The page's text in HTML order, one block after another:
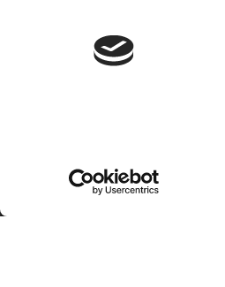
Hockey-Team Vaasan